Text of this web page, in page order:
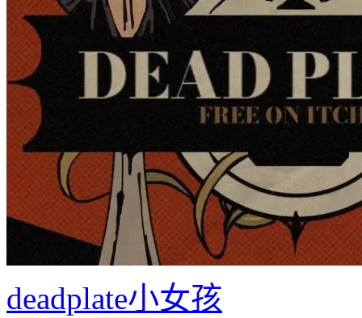
deadplate小女孩